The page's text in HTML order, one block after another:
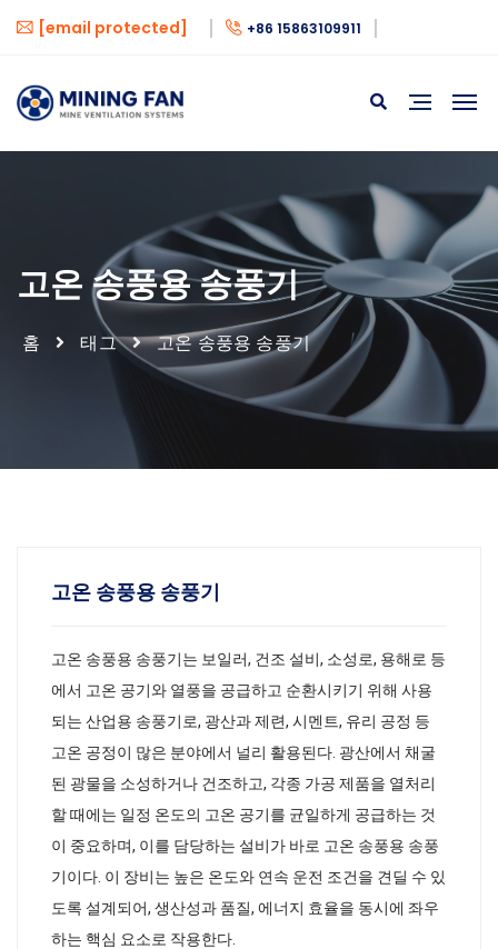
[email protected] +86 15863109911
고온 송풍용 송풍기
홈 태그 고온 송풍용 송풍기
고온 송풍용 송풍기
고온 송풍용 송풍기는 보일러, 건조 설비, 소성로, 용해로 등
에서 고온 공기와 열풍을 공급하고 순환시키기 위해 사용
되는 산업용 송풍기로, 광산과 제련, 시멘트, 유리 공정 등
고온 공정이 많은 분야에서 널리 활용된다. 광산에서 채굴
된 광물을 소성하거나 건조하고, 각종 가공 제품을 열처리
할 때에는 일정 온도의 고온 공기를 균일하게 공급하는 것
이 중요하며, 이를 담당하는 설비가 바로 고온 송풍용 송풍
기이다. 이 장비는 높은 온도와 연속 운전 조건을 견딜 수 있
도록 설계되어, 생산성과 품질, 에너지 효율을 동시에 좌우
하는 핵심 요소로 작용한다.